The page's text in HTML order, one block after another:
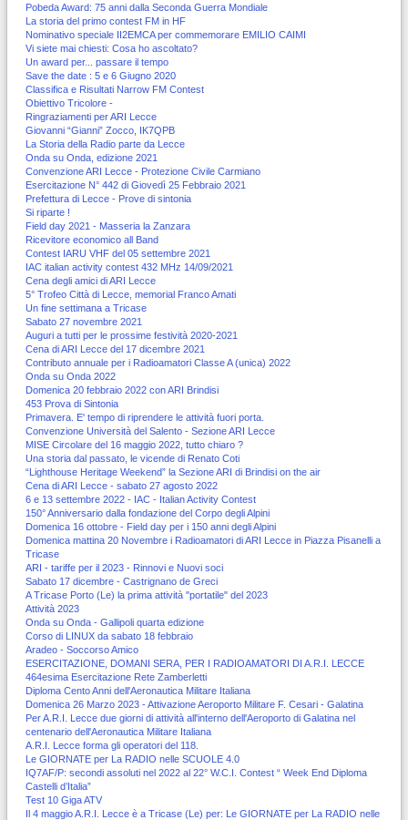
Pobeda Award: 75 anni dalla Seconda Guerra Mondiale
La storia del primo contest FM in HF
Nominativo speciale II2EMCA per commemorare EMILIO CAIMI
Vi siete mai chiesti: Cosa ho ascoltato?
Un award per... passare il tempo
Save the date : 5 e 6 Giugno 2020
Classifica e Risultati Narrow FM Contest
Obiettivo Tricolore -
Ringraziamenti per ARI Lecce
Giovanni “Gianni” Zocco, IK7QPB
La Storia della Radio parte da Lecce
Onda su Onda, edizione 2021
Convenzione ARI Lecce - Protezione Civile Carmiano
Esercitazione N° 442 di Giovedì 25 Febbraio 2021
Prefettura di Lecce - Prove di sintonia
Si riparte !
Field day 2021 - Masseria la Zanzara
Ricevitore economico all Band
Contest IARU VHF del 05 settembre 2021
IAC italian activity contest 432 MHz 14/09/2021
Cena degli amici di ARI Lecce
5° Trofeo Città di Lecce, memorial Franco Amati
Un fine settimana a Tricase
Sabato 27 novembre 2021
Auguri a tutti per le prossime festività 2020-2021
Cena di ARI Lecce del 17 dicembre 2021
Contributo annuale per i Radioamatori Classe A (unica) 2022
Onda su Onda 2022
Domenica 20 febbraio 2022 con ARI Brindisi
453 Prova di Sintonia
Primavera. E' tempo di riprendere le attività fuori porta.
Convenzione Università del Salento - Sezione ARI Lecce
MISE Circolare del 16 maggio 2022, tutto chiaro ?
Una storia dal passato, le vicende di Renato Coti
“Lighthouse Heritage Weekend” la Sezione ARI di Brindisi on the air
Cena di ARI Lecce - sabato 27 agosto 2022
6 e 13 settembre 2022 - IAC - Italian Activity Contest
150° Anniversario dalla fondazione del Corpo degli Alpini
Domenica 16 ottobre - Field day per i 150 anni degli Alpini
Domenica mattina 20 Novembre i Radioamatori di ARI Lecce in Piazza Pisanelli a
Tricase
ARI - tariffe per il 2023 - Rinnovi e Nuovi soci
Sabato 17 dicembre - Castrignano de Greci
A Tricase Porto (Le) la prima attività "portatile" del 2023
Attività 2023
Onda su Onda - Gallipoli quarta edizione
Corso di LINUX da sabato 18 febbraio
Aradeo - Soccorso Amico
ESERCITAZIONE, DOMANI SERA, PER I RADIOAMATORI DI A.R.I. LECCE
464esima Esercitazione Rete Zamberletti
Diploma Cento Anni dell'Aeronautica Militare Italiana
Domenica 26 Marzo 2023 - Attivazione Aeroporto Militare F. Cesari - Galatina
Per A.R.I. Lecce due giorni di attività all'interno dell'Aeroporto di Galatina nel
centenario dell'Aeronautica Militare Italiana
A.R.I. Lecce forma gli operatori del 118.
Le GIORNATE per La RADIO nelle SCUOLE 4.0
IQ7AF/P: secondi assoluti nel 2022 al 22° W.C.I. Contest “ Week End Diploma
Castelli d’Italia”
Test 10 Giga ATV
Il 4 maggio A.R.I. Lecce è a Tricase (Le) per: Le GIORNATE per La RADIO nelle